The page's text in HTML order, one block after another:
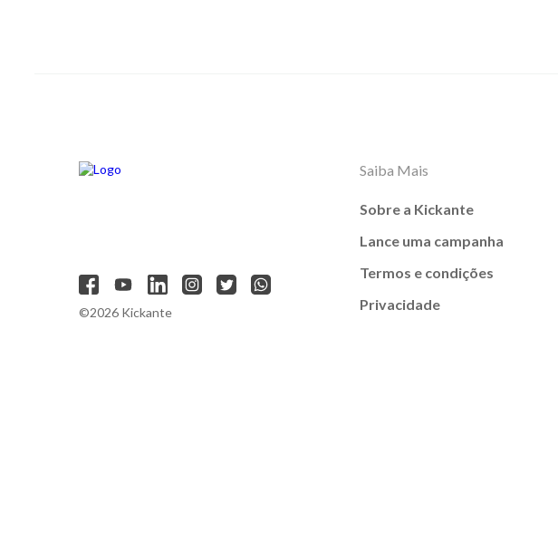
©2026 Kickante
Saiba Mais
Sobre a Kickante
Lance uma campanha
Termos e condições
Privacidade